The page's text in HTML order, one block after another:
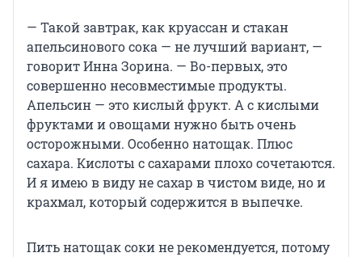
— Такой завтрак, как круассан и стакан
апельсинового сока — не лучший вариант, —
говорит Инна Зорина. — Во-первых, это
совершенно несовместимые продукты.
Апельсин — это кислый фрукт. А с кислыми
фруктами и овощами нужно быть очень
осторожными. Особенно натощак. Плюс
сахара. Кислоты с сахарами плохо сочетаются.
И я имею в виду не сахар в чистом виде, но и
крахмал, который содержится в выпечке.
Пить натощак соки не рекомендуется, потому